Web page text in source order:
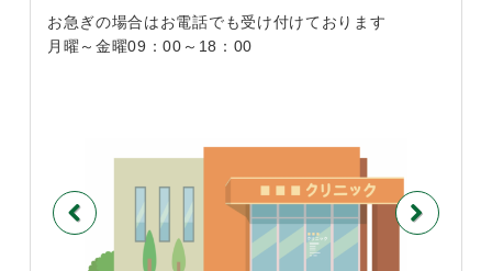
お急ぎの場合はお電話でも受け付けております
月曜～金曜09：00～18：00
Previous